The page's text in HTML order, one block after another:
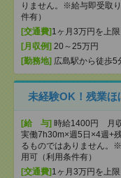
りません。※給与即受取
件有）
[交通費] 1ヶ月3万円を上
[月収例] 20～25万円
[勤務地] 広島駅から徒歩5
未経験OK！残業
[給 与] 時給1400円 月
実働7h30m×週5日×4週+
るものではありません。
用可（利用条件有）
[交通費] 1ヶ月3万円を上